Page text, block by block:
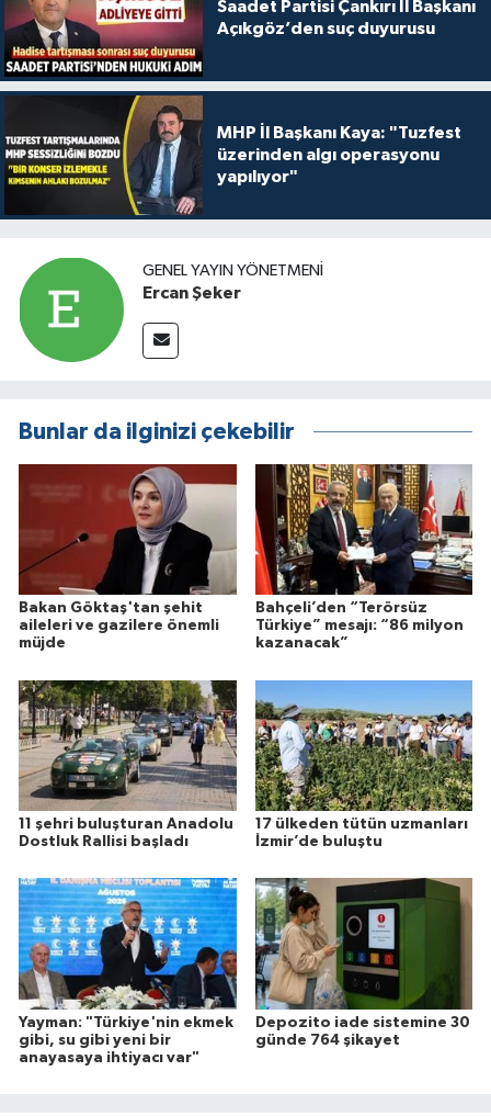
Saadet Partisi Çankırı İl Başkanı
Açıkgöz’den suç duyurusu
MHP İl Başkanı Kaya: "Tuzfest
üzerinden algı operasyonu
yapılıyor"
GENEL YAYIN YÖNETMENI
Ercan Şeker
Bunlar da ilginizi çekebilir
Bakan Göktaş'tan şehit
aileleri ve gazilere önemli
müjde
Bahçeli’den “Terörsüz
Türkiye” mesajı: “86 milyon
kazanacak”
11 şehri buluşturan Anadolu
Dostluk Rallisi başladı
17 ülkeden tütün uzmanları
İzmir’de buluştu
Yayman: "Türkiye'nin ekmek
gibi, su gibi yeni bir
anayasaya ihtiyacı var"
Depozito iade sistemine 30
günde 764 şikayet